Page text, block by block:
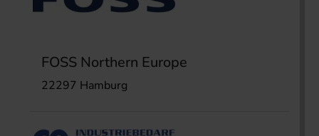
FOSS Northern Europe
22297 Hamburg